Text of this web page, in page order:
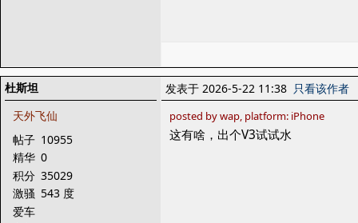
杜斯坦
天外飞仙
帖子 10955
精华 0
积分 35029
激骚 543 度
爱车
发表于 2026-5-22 11:38 只看该作者
posted by wap, platform: iPhone
这有啥，出个V3试试水